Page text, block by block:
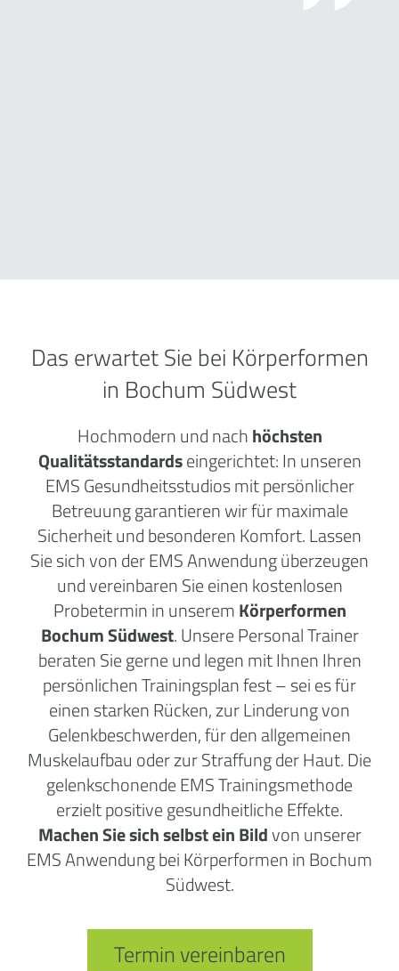
Das erwartet Sie bei Körperformen
in Bochum Südwest
Hochmodern und nachhöchsten
Qualitätsstandardseingerichtet: In unseren
EMS Gesundheitsstudios mit persönlicher
Betreuung garantieren wir für maximale
Sicherheit und besonderen Komfort. Lassen
Sie sich von der EMS Anwendung überzeugen
und vereinbaren Sie einen kostenlosen
Probetermin in unseremKörperformen
Bochum Südwest. Unsere Personal Trainer
beraten Sie gerne und legen mit Ihnen Ihren
persönlichen Trainingsplan fest – sei es für
einen starken Rücken, zur Linderung von
Gelenkbeschwerden, für den allgemeinen
Muskelaufbau oder zur Straffung der Haut. Die
gelenkschonende EMS Trainingsmethode
erzielt positive gesundheitliche Effekte.
MachenSie sich selbst ein Bildvon unserer
EMS Anwendung bei Körperformen in Bochum
Südwest.
Termin vereinbaren